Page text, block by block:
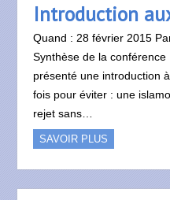
Introduction
Quand : 28 février 2015
Synthèse de la
présenté une introduction
fois pour éviter : une
rejet sans…
SAVOIR PLUS